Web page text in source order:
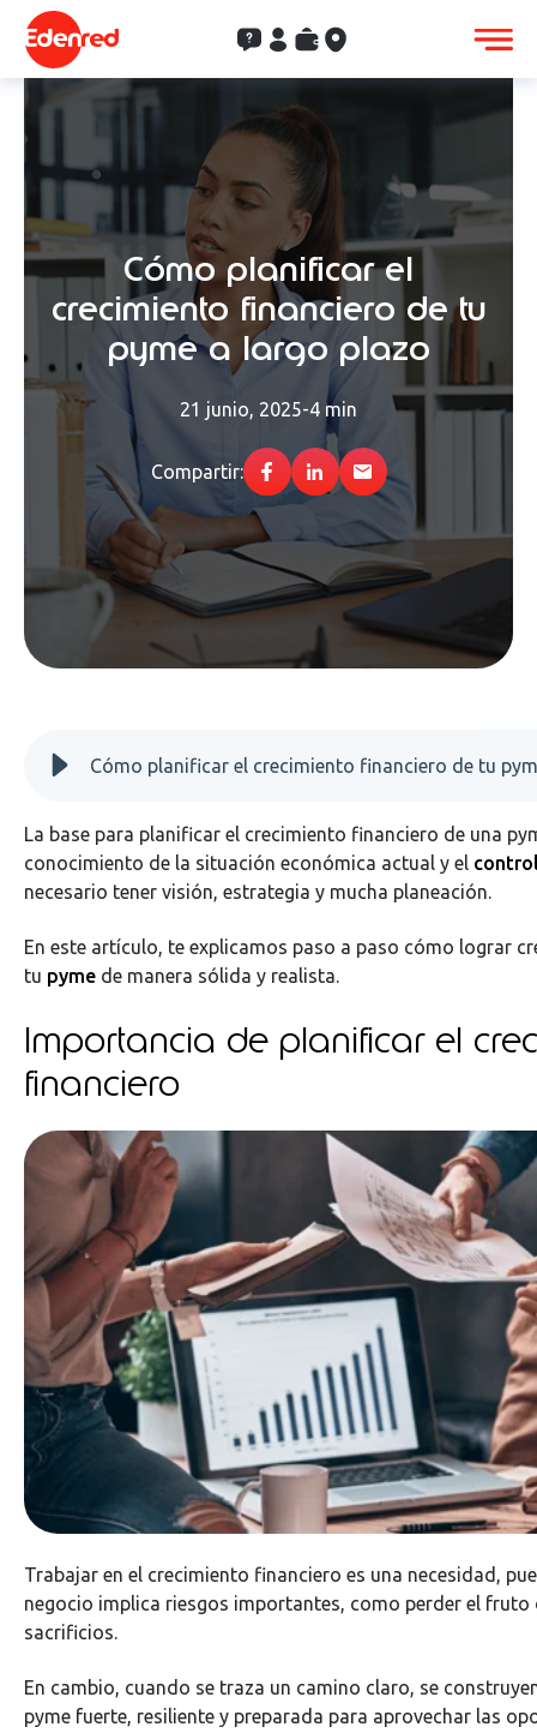
Contacto
Clientes
SaldoAceptación
Cómo planificar el
crecimiento financiero de tu
pyme a largo plazo
21 junio, 2025-4 min
Compartir:
La base para planificar el crecimiento financiero de una
conocimiento de la situación económica actual y el
necesario tener visión, estrategia y mucha planeación.
En este artículo, te explicamos paso a paso cómo lograr
tu pyme de manera sólida y realista.
Importancia de planificar el
financiero
Trabajar en el crecimiento financiero es una necesidad,
negocio implica riesgos importantes, como perder el fruto
sacrificios.
En cambio, cuando se traza un camino claro, se
pyme fuerte, resiliente y preparada para aprovechar las